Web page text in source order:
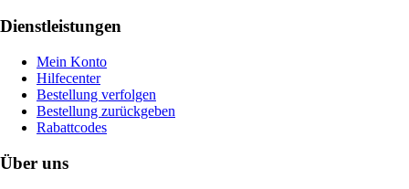
Dienstleistungen
Mein Konto
Hilfecenter
Bestellung verfolgen
Bestellung zurückgeben
Rabattcodes
Über uns